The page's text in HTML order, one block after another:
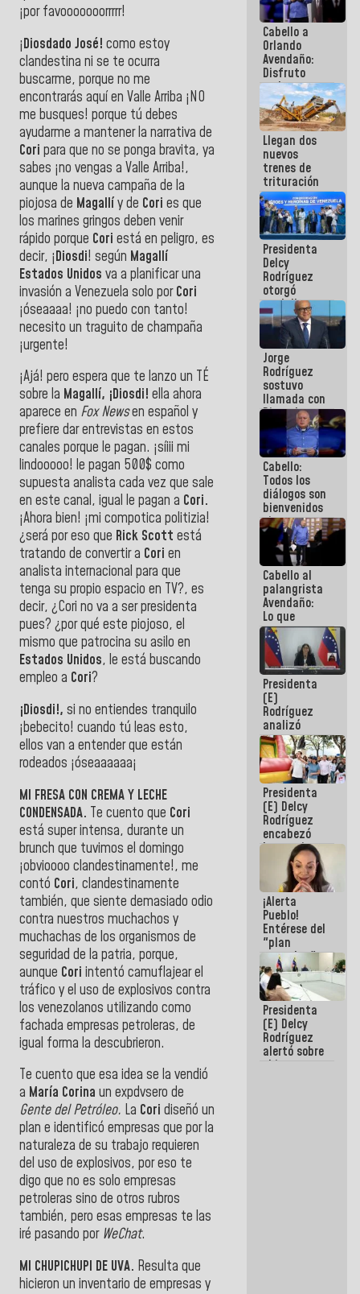
¡por favooooooorrrrr!
¡Diosdado José! como estoy
clandestina ni se te ocurra
buscarme, porque no me
encontrarás aquí en Valle Arriba ¡NO
me busques! porque tú debes
ayudarme a mantener la narrativa de
Cori para que no se ponga bravita, ya
sabes ¡no vengas a Valle Arriba!,
aunque la nueva campaña de la
piojosa de Magallíy de Cori es que
los marines gringos deben venir
rápido porque Cori está en peligro, es
decir, ¡Diosdi! según Magallí
Estados Unidos va a planificar una
invasión a Venezuela solo porCori
¡óseaaaa! ¡no puedo con tanto!
necesito un traguito de champaña
¡urgente!
¡Ajá! pero espera que te lanzo un TÉ
sobre la Magallí, ¡Diosdi! ella ahora
aparece en Fox Newsen español y
prefiere dar entrevistas en estos
canales porque le pagan. ¡síiii mi
lindooooo! le pagan 500$ como
supuesta analista cada vez que sale
en este canal, igual le pagan a Cori.
¡Ahora bien! ¡mi compotica politizia!
¿será por eso que Rick Scott está
tratando de convertir a Cori en
analista internacional para que
tenga su propio espacio en TV?, es
decir, ¿Cori no va a ser presidenta
pues? ¿por qué este piojoso, el
mismo que patrocina su asilo en
Estados Unidos, le está buscando
empleo a Cori?
¡Diosdi!, si no entiendes tranquilo
¡bebecito! cuando tú leas esto,
ellos van a entender que están
rodeados ¡óseaaaaaa¡
MI FRESA CON CREMA Y LECHE
CONDENSADA. Te cuento que Cori
está super intensa, durante un
brunch que tuvimos el domingo
¡obvioooo clandestinamente!, me
contó Cori, clandestinamente
también, que siente demasiado odio
contra nuestros muchachos y
muchachas de los organismos de
seguridad de la patria, porque,
aunque Cori intentó camuflajear el
tráfico y el uso de explosivos contra
los venezolanos utilizando como
fachada empresas petroleras, de
igual forma la descubrieron.
Te cuento que esa idea se la vendió
a María Corina un expdvsero de
Gente del Petróleo. La Cori diseñó un
plan e identificó empresas que por la
naturaleza de su trabajo requieren
del uso de explosivos, por eso te
digo que no es solo empresas
petroleras sino de otros rubros
también, pero esas empresas te las
iré pasando por WeChat.
MI CHUPICHUPI DE UVA. Resulta que
hicieron un inventario de empresas y
Cabello a
Orlando
Avendaño:
Disfruto
cada vez
que escribes
porque lo
que haces
es
embarrarla
Llegan dos
nuevos
trenes de
trituración
para
optimizar
manejo de
escombros
en La Guaira
Presidenta
Delcy
Rodríguez
otorgó
medalla
"Héroe de
Venezuela"
a servidores
públicos
Jorge
Rodríguez
sostuvo
llamada con
Dinorah
Figuera y
acuerdan
primer
encuentro
presencial
para el
diálogo
Cabello:
Todos los
diálogos son
bienvenidos
siempre que
estén en el
marco de la
Constitución
de la
República
Cabello al
palangrista
Avendaño:
Lo que
vayas a
escribir
hazlo hoy
por que no
sabemos si
la semana
que viene
hay
programa
Presidenta
(E)
Rodríguez
analizó
junto a
gobernadores
planes de
recuperación
del Sistema
Eléctrico
Nacional
Presidenta
(E) Delcy
Rodríguez
encabezó
lanzamiento
del Plan
Nacional de
Recreación
Vacacional
¡Alerta
Pueblo!
Entérese del
"plan
enjambre"
de La Sayo
para
sabotear el
diálogo y
promover el
caos
Presidenta
(E) Delcy
Rodríguez
alertó sobre
el impacto